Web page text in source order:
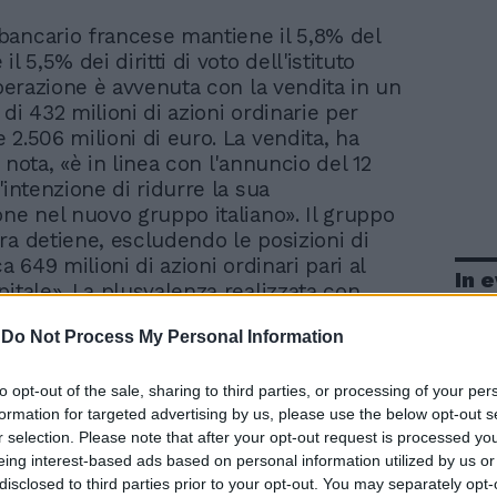
Do Not Process My Personal Information
opt-out of the sale, sharing to third parties, or processing of your
for targeted advertising by us, please use the below opt-out
selection. Please note that after your opt-out request is processed
interest-based ads based on personal information utilized by us
to third parties prior to your opt-out. You may separately
francese mantiene il 5,8% del
il 5,5% dei diritti di voto dell'istituto
è avvenuta con la vendita in un
432 milioni di azioni ordinarie per
2.506 milioni di euro. La vendita, ha
«è in linea con l'annuncio del 12
di ridurre la sua
nel nuovo gruppo italiano». Il gruppo
detiene, escludendo le posizioni di
649 milioni di azioni ordinari pari al
La plusvalenza realizzata con
somma realizzata servirà a finanziare in
degli sportelli in italia, ceduti da intesa
dell'accordo concluso nello scorso
listino milanese le azioni di Intesa
da Giovanni Bazoli ha chiuso su
In